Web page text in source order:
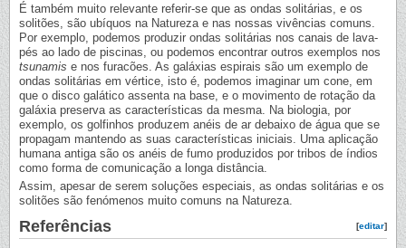
É também muito relevante referir-se que as ondas solitárias, e os
solitões, são ubíquos na Natureza e nas nossas vivências comuns.
Por exemplo, podemos produzir ondas solitárias nos canais de lava-
pés ao lado de piscinas, ou podemos encontrar outros exemplos nos
tsunamis e nos furacões. As galáxias espirais são um exemplo de
ondas solitárias em vértice, isto é, podemos imaginar um cone, em
que o disco galático assenta na base, e o movimento de rotação da
galáxia preserva as características da mesma. Na biologia, por
exemplo, os golfinhos produzem anéis de ar debaixo de água que se
propagam mantendo as suas características iniciais. Uma aplicação
humana antiga são os anéis de fumo produzidos por tribos de índios
como forma de comunicação a longa distância.
Assim, apesar de serem soluções especiais, as ondas solitárias e os
solitões são fenómenos muito comuns na Natureza.
[editar]
Referências